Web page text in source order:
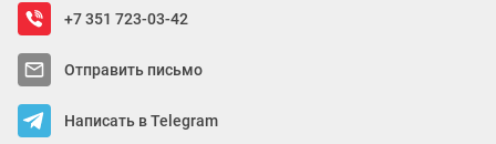
+7 351 723-03-42
Отправить письмо
Написать в Telegram